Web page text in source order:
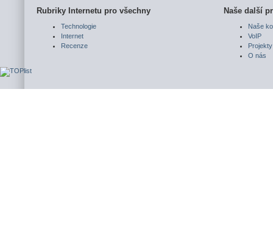
Rubriky Internetu pro všechny
Technologie
Internet
Recenze
Naše další
Naše
VoIP
Projekty
O nás